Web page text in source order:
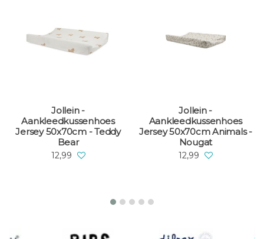
Jollein -
Aankleedkussenhoes
Jersey 50x70cm - Teddy
Bear
12,99
Jollein -
Aankleedkussenhoes
Jersey 50x70cm Animals -
Nougat
12,99